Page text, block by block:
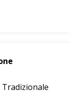
Tradizionale